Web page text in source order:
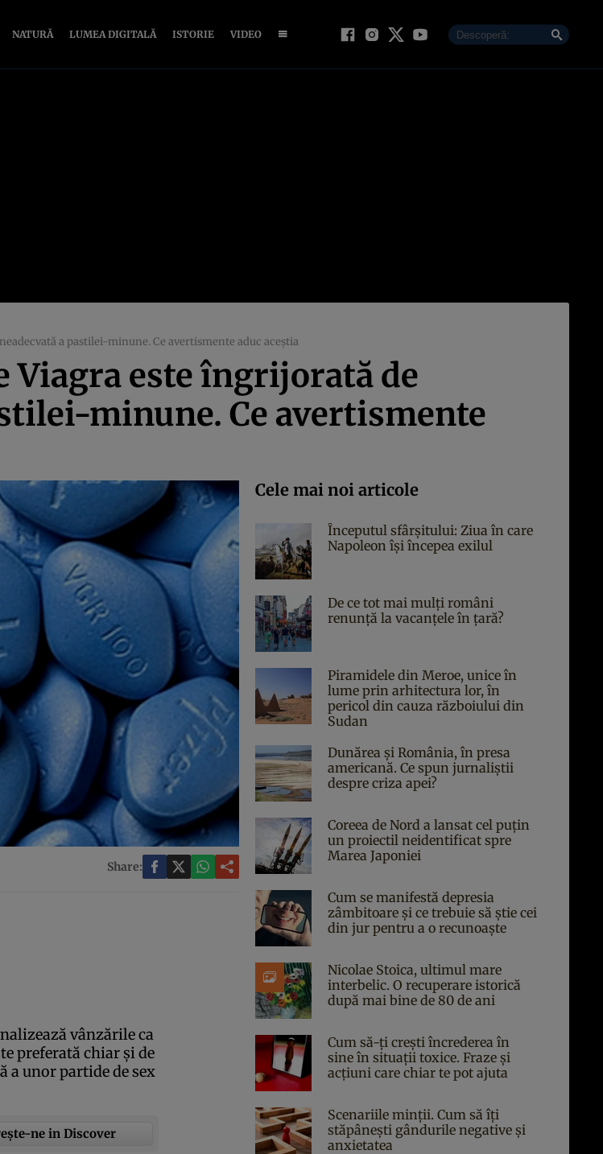
NATURĂ LUMEA DIGITALĂ ISTORIE VIDEO
a pastilei-minune. Ce avertismente aduc aceştia
Viagra este îngrijorată de
minune. Ce avertismente
Share:
vânzările ca
preferată chiar şi de
a unor partide de sex
ne in Discover
Cele mai noi articole
Începutul sfârşitului: Ziua în care
Napoleon îşi începea exilul
De ce tot mai mulți români
renunță la vacanțele în țară?
Piramidele din Meroe, unice în
lume prin arhitectura lor, în
pericol din cauza războiului din
Sudan
Dunărea și România, în presa
americană. Ce spun jurnaliștii
despre criza apei?
Coreea de Nord a lansat cel puțin
un proiectil neidentificat spre
Marea Japoniei
Cum se manifestă depresia
zâmbitoare și ce trebuie să știe cei
din jur pentru a o recunoaște
Nicolae Stoica, ultimul mare
interbelic. O recuperare istorică
după mai bine de 80 de ani
Cum să-ți crești încrederea în
sine în situații toxice. Fraze și
acțiuni care chiar te pot ajuta
Scenariile minții. Cum să îți
stăpânești gândurile negative și
anxietatea